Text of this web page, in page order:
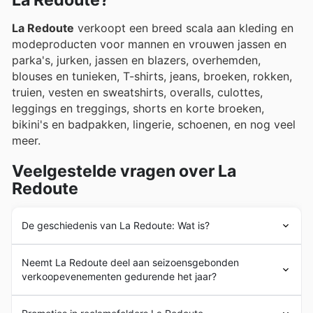
La Redoute verkoopt een breed scala aan kleding en
modeproducten voor mannen en vrouwen jassen en
parka's, jurken, jassen en blazers, overhemden,
blouses en tunieken, T-shirts, jeans, broeken, rokken,
truien, vesten en sweatshirts, overalls, culottes,
leggings en treggings, shorts en korte broeken,
bikini's en badpakken, lingerie, schoenen, en nog veel
meer.
Veelgestelde vragen over La
Redoute
De geschiedenis van La Redoute: Wat is?
Charles Mollet met de opening van een textielfabriek in
de RueLa Redoute, in de stad Roubaix. Pas in 1928
lanceerdeLa Redoutehaar eerste catalogus en richtte
het zich officieel op de verkoop van kleding en
Neemt La Redoute deel aan seizoensgebonden
verkoopevenementen gedurende het jaar?